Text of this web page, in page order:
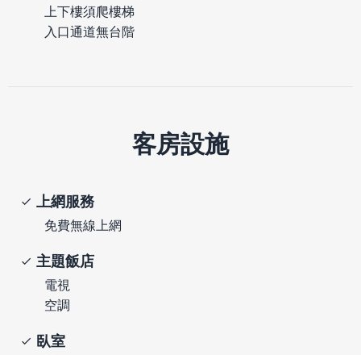
上下樓須爬樓梯
入口通道無台階
客房設施
上網服務
免費無線上網
主題飯店
電視
空調
臥室